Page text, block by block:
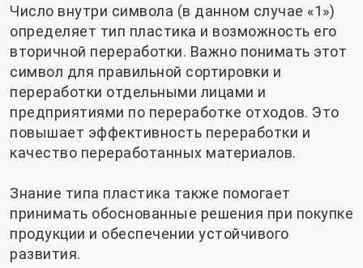
Число внутри символа (в данном случае «1»)
определяет тип пластика и возможность его
вторичной переработки. Важно понимать этот
символ для правильной сортировки и
переработки отдельными лицами и
предприятиями по переработке отходов. Это
повышает эффективность переработки и
качество переработанных материалов.
Знание типа пластика также помогает
принимать обоснованные решения при покупке
продукции и обеспечении устойчивого
развития.